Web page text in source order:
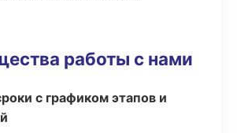
работы с нами
с графиком этапов и